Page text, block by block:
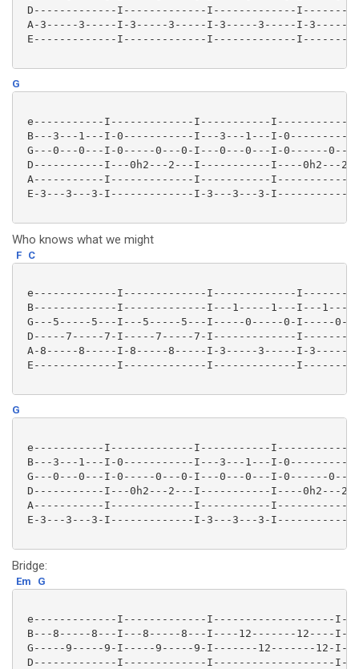
D-------------I-------------I-------------
A-3-----3-----I-3-----3-----I-3-----3-----I-3-----
E-------------I-------------I-------------
G
e-----------I-------------I-----------
B---3---1---I-0-----------I---3---1---I-
G---0---0---I-0-----0---0-I---0---0---I-0------0---
D-----------I---0h2---2---I-----------I----0h2---
A-----------I-------------I-----------
E-3---3---3-I-------------I-3---3---3-
Who knows what we might
F C
e-------------I-------------I-------------
B-------------I-------------I---1-----1---I---
G---5-----5---I---5-----5---I-----0-----0-I-----
D-----7-----7-I-----7-----7-I-------------
A-8-----8-----I-8-----8-----I-3-----3-----I-3-----
E-------------I-------------I-------------
G
e-----------I-------------I-----------
B---3---1---I-0-----------I---3---1---I-
G---0---0---I-0-----0---0-I---0---0---I-0------0---
D-----------I---0h2---2---I-----------I----0h2---
A-----------I-------------I-----------
E-3---3---3-I-------------I-3---3---3-
Bridge:
Em G
e-------------I-------------I-------------------
B---8-----8---I---8-----8---I----12-------12----
G-----9-----9-I-----9-----9-I-------12-------12-
D-------------I-------------I-------------------